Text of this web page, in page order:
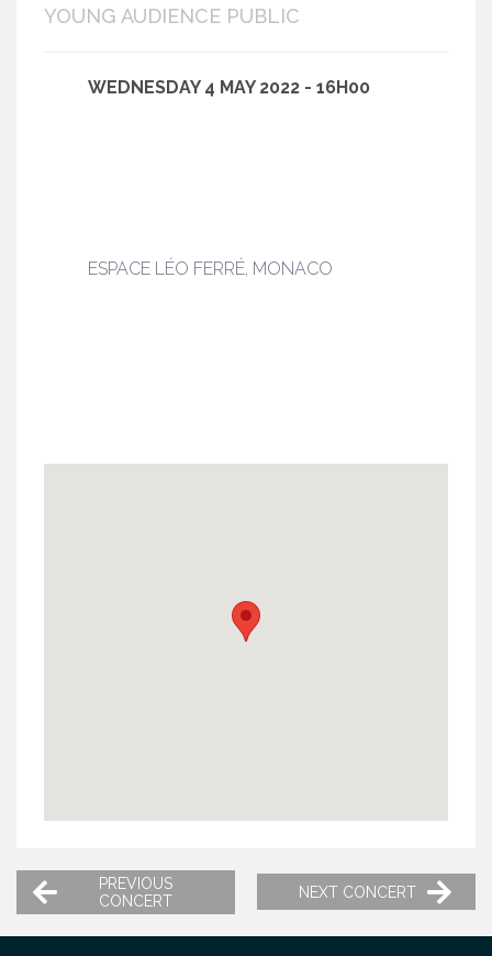
YOUNG AUDIENCE PUBLIC
WEDNESDAY 4 MAY 2022 - 16H00
ESPACE LÉO FERRÉ, MONACO
PREVIOUS
CONCERT
NEXT CONCERT